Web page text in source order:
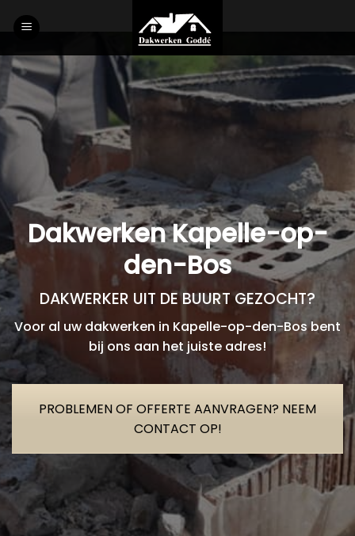
to
Dakwerken Kapelle-op-
den-Bos
DAKWERKER UIT DE BUURT GEZOCHT?
Voor al uw dakwerken in Kapelle-op-den-Bos bent
bij ons aan het juiste adres!
PROBLEMEN OF OFFERTE AANVRAGEN? NEEM
CONTACT OP!